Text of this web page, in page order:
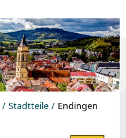
Stadtteile Endingen